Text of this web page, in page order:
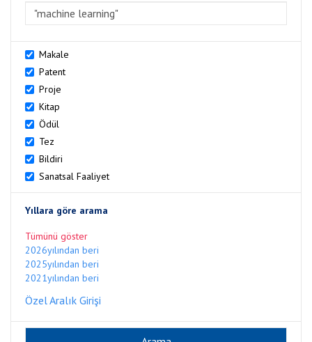
Makale
Patent
Proje
Kitap
Ödül
Tez
Bildiri
Sanatsal Faaliyet
Yıllara göre arama
Tümünü göster
2026yılından beri
2025yılından beri
2021yılından beri
Özel Aralık Girişi